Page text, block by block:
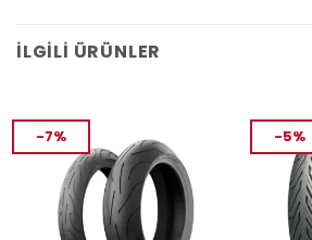
İLGILI ÜRÜNLER
-7% -5%